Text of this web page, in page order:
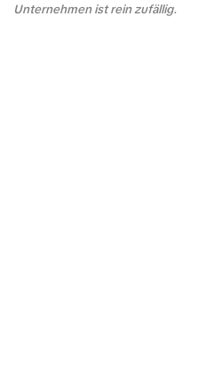
Unternehmen ist rein zufällig.